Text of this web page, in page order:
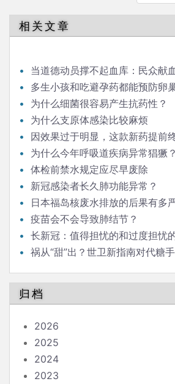
相关文章
当道德动员撑不起血库：民众献
多生小孩和吃避孕药都能预防卵
为什么细菌很容易产生抗药性？
为什么支原体感染比较麻烦
因效果过于明显，这款新药提前
为什么今年呼吸道疾病异常猖獗？
体检前禁水规定应尽早废除
新冠感染者长久肺功能异常？
日本福岛核废水排放的后果有多
疫苗会不会导致肺结节？
长新冠：值得担忧的和过度担忧
祸从“甜”出？世卫新指南对代糖
归档
2026
2025
2024
2023